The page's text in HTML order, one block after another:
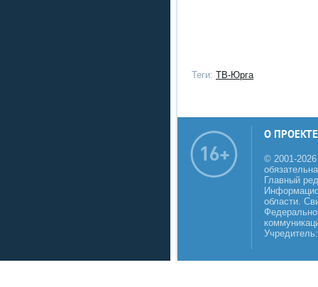
Теги: ТВ-Юрга
О ПРОЕКТЕ
© 2001-
Главный
области.